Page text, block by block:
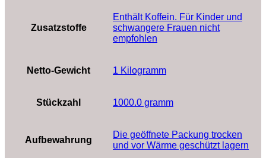
Zusatzstoffe
‎Enthält Koffein. Für Kinder und
schwangere Frauen nicht
empfohlen
Netto-Gewicht ‎1 Kilogramm
Stückzahl ‎1000.0 gramm
Aufbewahrung
‎Die geöffnete Packung trocken
und vor Wärme geschützt lagern